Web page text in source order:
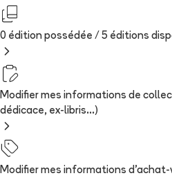
0 édition possédée / 5 éditions
Modifier mes informations de
dédicace, ex-libris...)
Modifier mes informations